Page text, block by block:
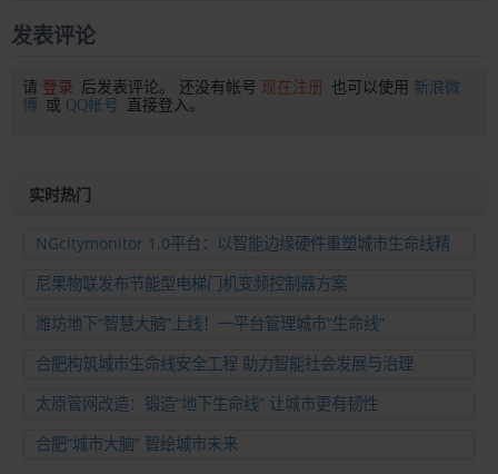
发表评论
请 登录 后发表评论。 还没有帐号 现在注册 也可以使用 新浪微
博 或 QQ帐号 直接登入。
实时热门
NGcitymonitor 1.0平台：以智能边缘硬件重塑城市生命线精
准运维新范式
尼果物联发布节能型电梯门机变频控制器方案
潍坊地下“智慧大脑”上线！一平台管理城市“生命线”
合肥构筑城市生命线安全工程 助力智能社会发展与治理
太原管网改造：锻造“地下生命线” 让城市更有韧性
合肥“城市大脑” 智绘城市未来